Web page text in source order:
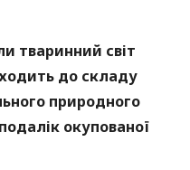
тваринний світ
до складу
природного
окупованої